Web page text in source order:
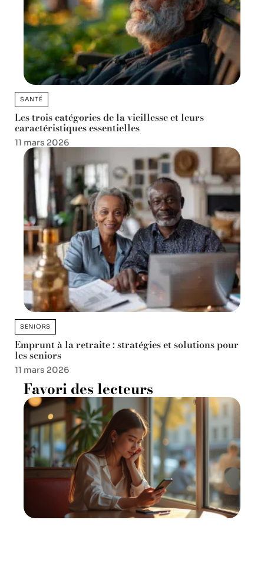
SANTÉ
Les trois catégories de la vieillesse et leurs
caractéristiques essentielles
11 mars 2026
SENIORS
Emprunt à la retraite : stratégies et solutions pour
les seniors
11 mars 2026
Favori des lecteurs